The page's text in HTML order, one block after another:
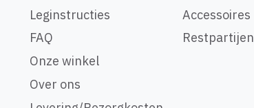
Leginstructies
FAQ
Onze winkel
Over ons
Accessoires
Restpartijen